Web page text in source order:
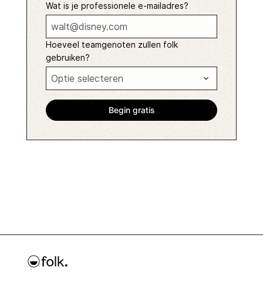
Wat is je professionele e-mailadres?
Hoeveel teamgenoten zullen folk
gebruiken?